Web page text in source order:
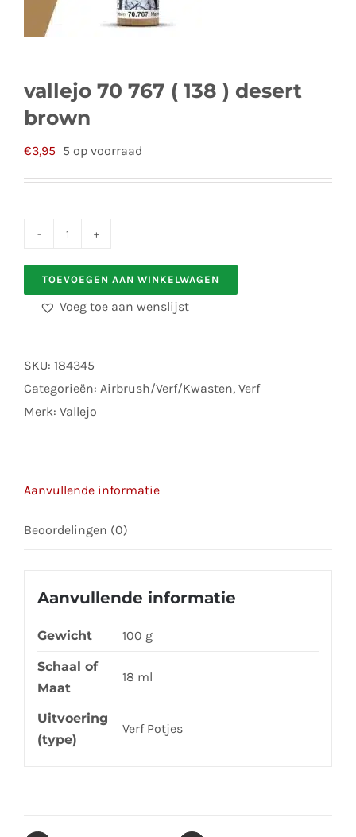
vallejo 70 767 ( 138 ) desert
brown
€3,95 5 op voorraad
70
(
)
desert
brown
TOEVOEGEN AAN WINKELWAGEN
Voeg toe aan wenslijst
SKU: 184345
Categorieën: Airbrush/Verf/Kwasten, Verf
Merk: Vallejo
Aanvullende informatie
Beoordelingen (0)
Aanvullende informatie
Gewicht 100 g
Schaal of
Maat
18 ml
Uitvoering
(type)
Verf Potjes